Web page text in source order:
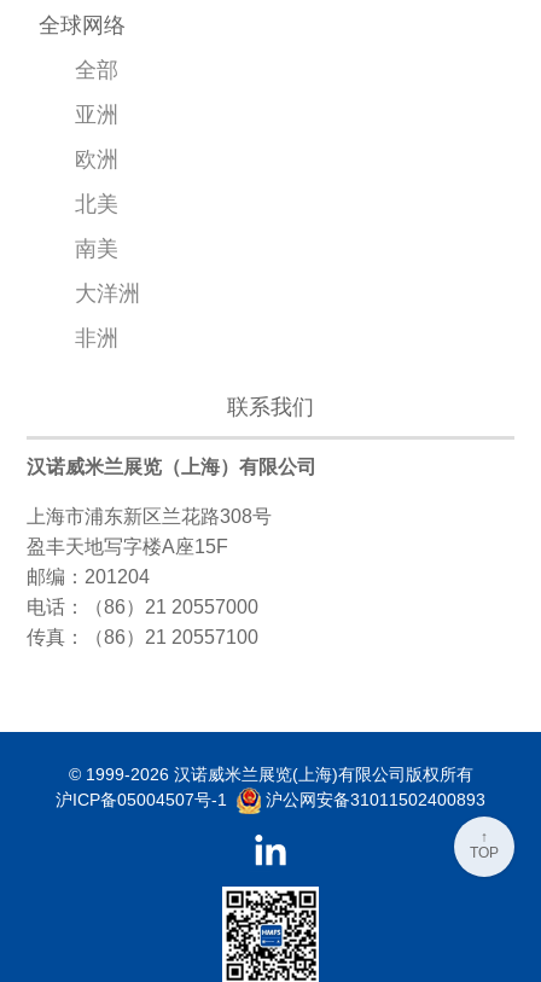
全球网络
全部
亚洲
欧洲
北美
南美
大洋洲
非洲
联系我们
汉诺威米兰展览（上海）有限公司
上海市浦东新区兰花路308号
盈丰天地写字楼A座15F
邮编：201204
电话：（86）21 20557000
传真：（86）21 20557100
© 1999-2026 汉诺威米兰展览(上海)有限公司版权所有
沪ICP备05004507号-1
沪公网安备31011502400893
↑
TOP